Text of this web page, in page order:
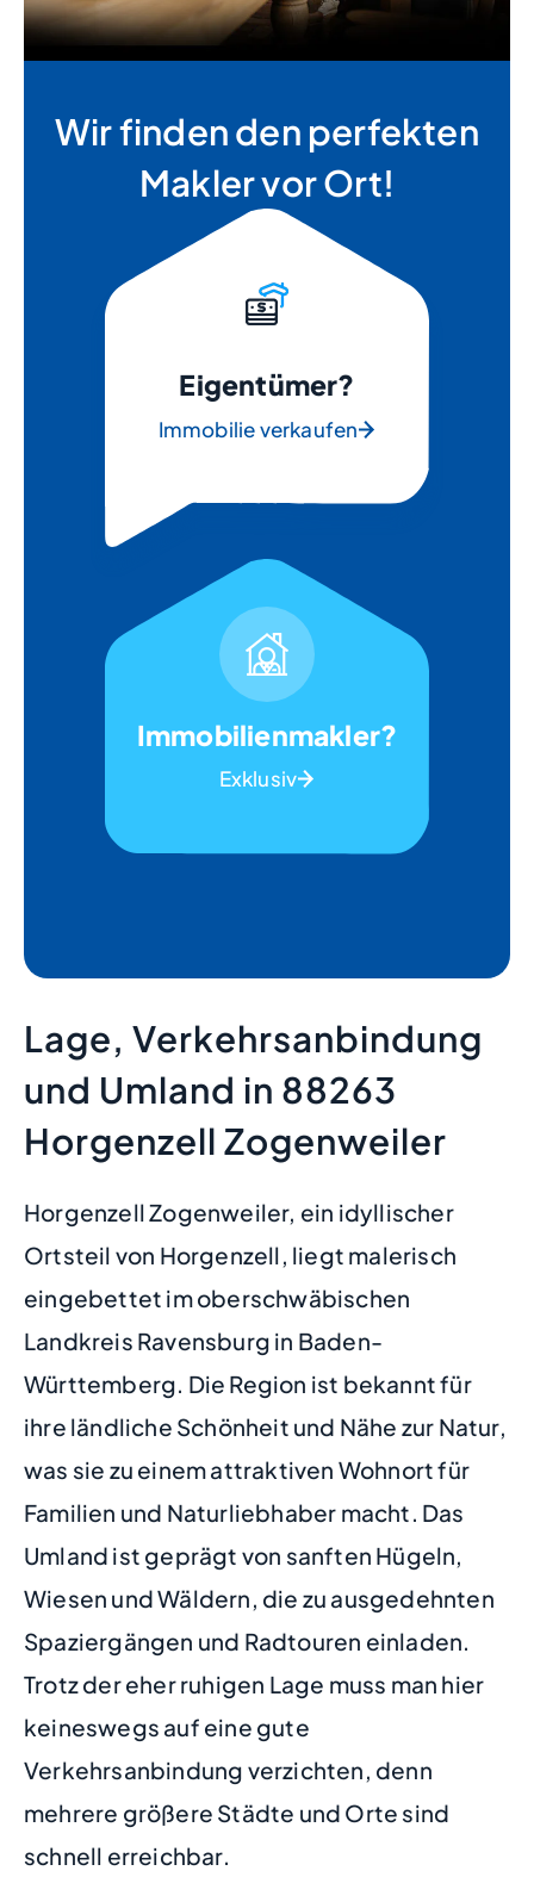
Wir finden den perfekten
Makler vor Ort!
Eigentümer?
Immobilie verkaufen
Immobilienmakler?
Exklusiv
Lage, Verkehrsanbindung
und Umland in 88263
Horgenzell Zogenweiler
Horgenzell Zogenweiler, ein idyllischer
Ortsteil von Horgenzell, liegt malerisch
eingebettet im oberschwäbischen
Landkreis Ravensburg in Baden-
Württemberg. Die Region ist bekannt für
ihre ländliche Schönheit und Nähe zur Natur,
was sie zu einem attraktiven Wohnort für
Familien und Naturliebhaber macht. Das
Umland ist geprägt von sanften Hügeln,
Wiesen und Wäldern, die zu ausgedehnten
Spaziergängen und Radtouren einladen.
Trotz der eher ruhigen Lage muss man hier
keineswegs auf eine gute
Verkehrsanbindung verzichten, denn
mehrere größere Städte und Orte sind
schnell erreichbar.